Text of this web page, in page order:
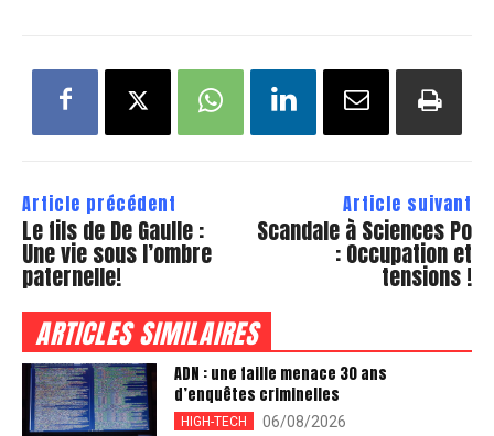
Article précédent
Le fils de De Gaulle :
Une vie sous l’ombre
paternelle!
Article suivant
Scandale à Sciences Po
: Occupation et
tensions !
ARTICLES SIMILAIRES
ADN : une faille menace 30 ans
d’enquêtes criminelles
HIGH-TECH 06/08/2026